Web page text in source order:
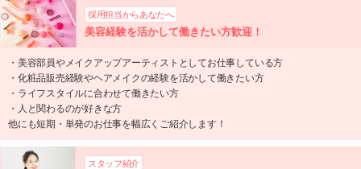
採用担当からあなたへ
美容経験を活かして働きたい方歓迎！
・美容部員やメイクアップアーティストとしてお仕事している方
・化粧品販売経験やヘアメイクの経験を活かして働きたい方
・ライフスタイルに合わせて働きたい方
・人と関わるのが好きな方
他にも短期・単発のお仕事を幅広くご紹介します！
スタッフ紹介